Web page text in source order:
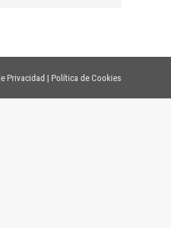
Privacidad | Política de Cookies